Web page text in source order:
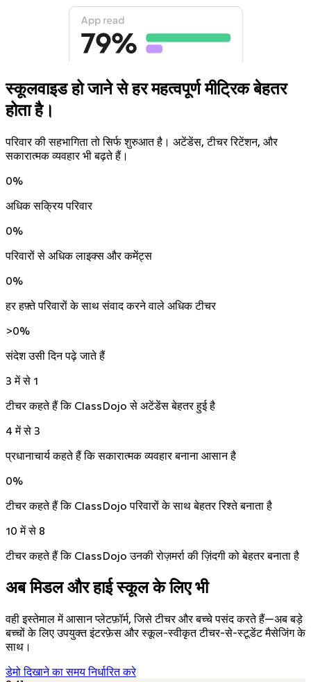
स्कूलवाइड हो जाने से हर महत्वपूर्ण मीट्रिक बेहतर
होता है।
परिवार की सहभागिता तो सिर्फ शुरुआत है। अटेंडेंस, टीचर रिटेंशन, और
सकारात्मक व्यवहार भी बढ़ते हैं।
0%
अधिक सक्रिय परिवार
0%
परिवारों से अधिक लाइक्स और कमेंट्स
0%
हर हफ़्ते परिवारों के साथ संवाद करने वाले अधिक टीचर
>0%
संदेश उसी दिन पढ़े जाते हैं
3 में से 1
टीचर कहते हैं कि ClassDojo से अटेंडेंस बेहतर हुई है
4 में से 3
प्रधानाचार्य कहते हैं कि सकारात्मक व्यवहार बनाना आसान है
0%
टीचर कहते हैं कि ClassDojo परिवारों के साथ बेहतर रिश्ते बनाता है
10 में से 8
टीचर कहते हैं कि ClassDojo उनकी रोज़मर्रा की ज़िंदगी को बेहतर बनाता है
अब मिडल और हाई स्कूल के लिए भी
वही इस्तेमाल में आसान प्लेटफ़ॉर्म, जिसे टीचर और बच्चे पसंद करते हैं—अब बड़े
बच्चों के लिए उपयुक्त इंटरफ़ेस और स्कूल-स्वीकृत टीचर-से-स्टूडेंट मैसेजिंग के
साथ।
डेमो दिखाने का समय निर्धारित करे